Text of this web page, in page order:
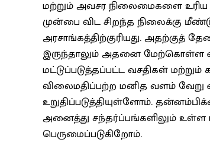
மற்றும் அவசர நிலைமைகளை
முன்பை விட சிறந்த நிலைக்கு
அரசாங்கத்திற்குரியது. அதற்குத்
இருந்தாலும் அதனை மேற்கொள்ள
மட்டுப்படுத்தப்பட்ட வசதிகள்
விலைமதிப்பற்ற மனித வளம் வேறு
உறுதிப்படுத்தியுள்ளோம்.
அனைத்து சந்தர்ப்பங்களிலும் உள்ள
பெருமைப்படுகிறோம்.